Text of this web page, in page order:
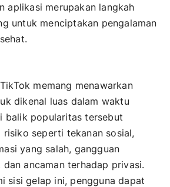
aplikasi merupakan langkah
untuk menciptakan pengalaman
memang menawarkan
dikenal luas dalam waktu
balik popularitas tersebut
seperti tekanan sosial,
yang salah, gangguan
dan ancaman terhadap privasi.
sisi gelap ini, pengguna dapat